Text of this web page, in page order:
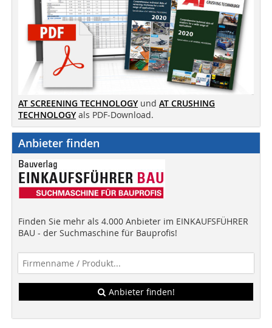
AT SCREENING TECHNOLOGY und AT CRUSHING
TECHNOLOGY als PDF-Download.
Anbieter finden
Finden Sie mehr als 4.000 Anbieter im EINKAUFSFÜHRER
BAU - der Suchmaschine für Bauprofis!
Anbieter finden!